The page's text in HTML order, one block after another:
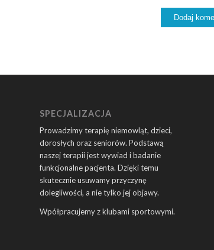
SPECJALIZACJA
Prowadzimy terapię niemowląt, dzieci,
dorosłych oraz seniorów. Podstawą
naszej terapii jest wywiad i badanie
funkcjonalne pacjenta. Dzięki temu
skutecznie usuwamy przyczynę
dolegliwości, a nie tylko jej objawy.
Wpółpracujemy z klubami sportowymi.